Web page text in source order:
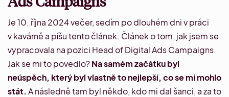
Je 10. října 2024 večer, sedím po dlouhém dni v práci
v kavárně a píšu tento článek. Článek o tom, jak jsem se
vypracovala na pozici Head of Digital Ads Campaigns.
Jak se mi to povedlo?Na samém začátku byl
neúspěch, který byl vlastně to nejlepší, co se mi mohlo
stát. A následně tam byl někdo, kdo mi dal šanci, a za to